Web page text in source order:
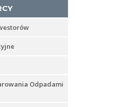
Odpadami